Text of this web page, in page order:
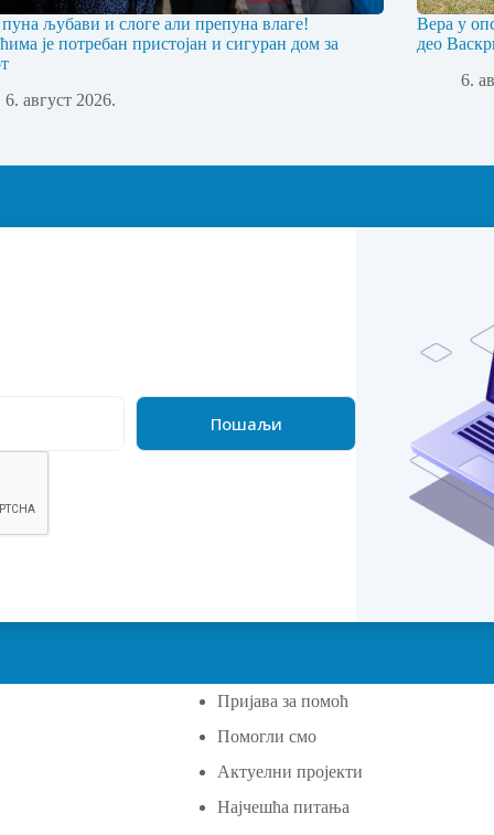
љубави и слоге али препуна влаге!
је потребан пристојан и сигуран дом за
6. август 2026.
Вера у
део
6.
Пријава за помоћ
Помогли смо
Актуелни пројекти
Најчешћа питања